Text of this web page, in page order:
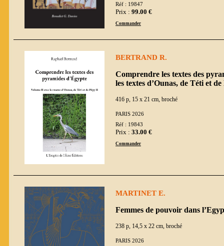
Réf : 19847
Prix : 99.00 €
Commander
BERTRAND R.
Comprendre les textes des
les textes d’Ounas, de Téti et
416 p, 15 x 21 cm, broché
PARIS 2026
Réf : 19843
Prix : 33.00 €
Commander
MARTINET E.
Femmes de pouvoir dans
238 p, 14,5 x 22 cm, broché
PARIS 2026